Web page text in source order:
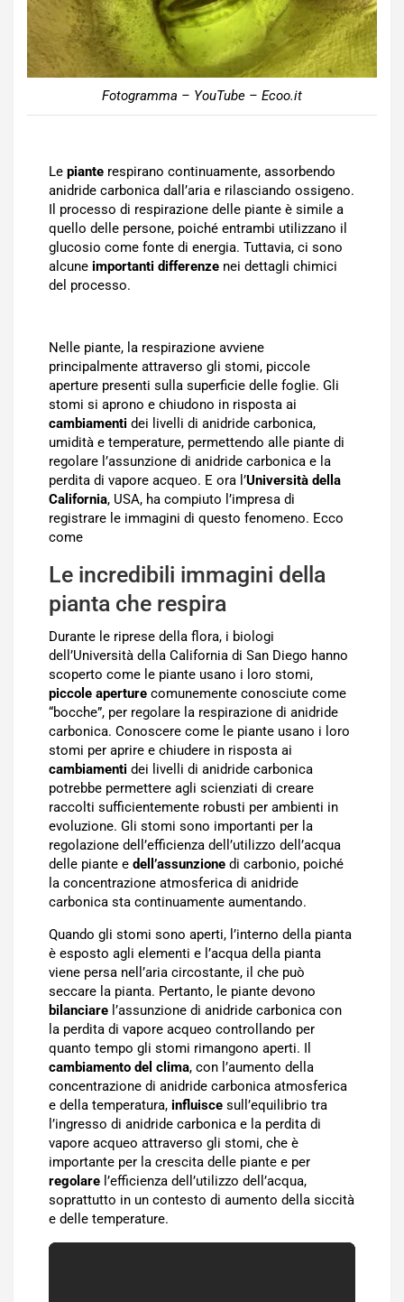
Fotogramma – YouTube – Ecoo.it
Le piante respirano continuamente, assorbendo
anidride carbonica dall’aria e rilasciando ossigeno.
Il processo di respirazione delle piante è simile a
quello delle persone, poiché entrambi utilizzano il
glucosio come fonte di energia. Tuttavia, ci sono
alcune importanti differenze nei dettagli chimici
del processo.
Nelle piante, la respirazione avviene
principalmente attraverso gli stomi, piccole
aperture presenti sulla superficie delle foglie. Gli
stomi si aprono e chiudono in risposta ai
cambiamenti dei livelli di anidride carbonica,
umidità e temperature, permettendo alle piante di
regolare l’assunzione di anidride carbonica e la
perdita di vapore acqueo. E ora l’Università della
California, USA, ha compiuto l’impresa di
registrare le immagini di questo fenomeno. Ecco
come
Le incredibili immagini della
pianta che respira
Durante le riprese della flora, i biologi
dell’Università della California di San Diego hanno
scoperto come le piante usano i loro stomi,
piccole aperture comunemente conosciute come
“bocche”, per regolare la respirazione di anidride
carbonica. Conoscere come le piante usano i loro
stomi per aprire e chiudere in risposta ai
cambiamenti dei livelli di anidride carbonica
potrebbe permettere agli scienziati di creare
raccolti sufficientemente robusti per ambienti in
evoluzione. Gli stomi sono importanti per la
regolazione dell’efficienza dell’utilizzo dell’acqua
delle piante e dell’assunzione di carbonio, poiché
la concentrazione atmosferica di anidride
carbonica sta continuamente aumentando.
Quando gli stomi sono aperti, l’interno della pianta
è esposto agli elementi e l’acqua della pianta
viene persa nell’aria circostante, il che può
seccare la pianta. Pertanto, le piante devono
bilanciare l’assunzione di anidride carbonica con
la perdita di vapore acqueo controllando per
quanto tempo gli stomi rimangono aperti. Il
cambiamento del clima, con l’aumento della
concentrazione di anidride carbonica atmosferica
e della temperatura, influisce sull’equilibrio tra
l’ingresso di anidride carbonica e la perdita di
vapore acqueo attraverso gli stomi, che è
importante per la crescita delle piante e per
regolare l’efficienza dell’utilizzo dell’acqua,
soprattutto in un contesto di aumento della siccità
e delle temperature.